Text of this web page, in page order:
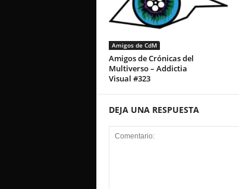
Amigos de CdM
Amigos de Crónicas del
Multiverso – Addictia
Visual #323
DEJA UNA RESPUESTA